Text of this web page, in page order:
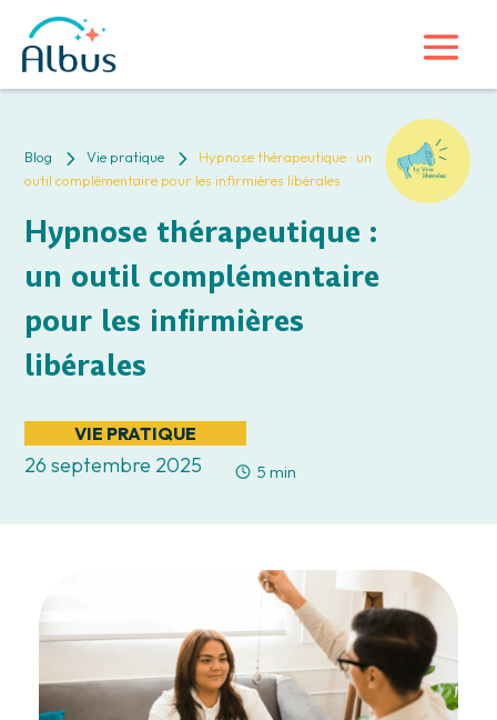
Blog 5 Vie pratique 5
Hypnose thérapeutique : un
outil complémentaire pour les infirmières libérales
Hypnose thérapeutique :
un outil complémentaire
pour les infirmières
libérales
VIE PRATIQUE
26 septembre 2025 5 min